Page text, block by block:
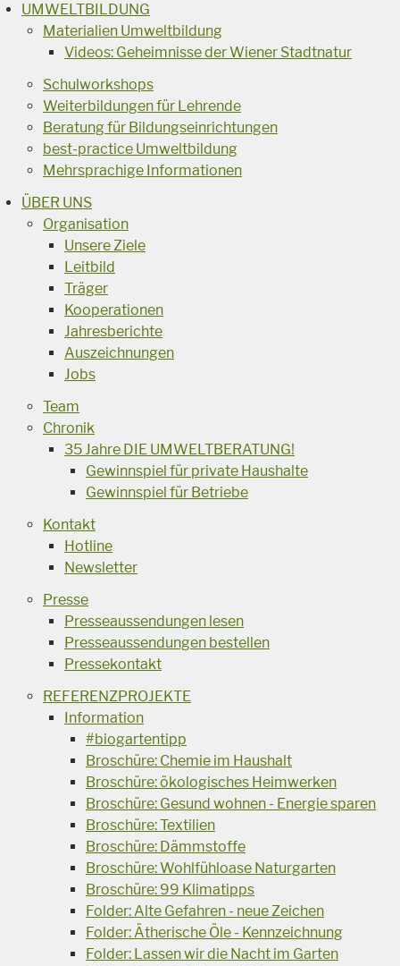
UMWELTBILDUNG
Materialien Umweltbildung
Videos: Geheimnisse der Wiener Stadtnatur
Schulworkshops
Weiterbildungen für Lehrende
Beratung für Bildungseinrichtungen
best-practice Umweltbildung
Mehrsprachige Informationen
ÜBER UNS
Organisation
Unsere Ziele
Leitbild
Träger
Kooperationen
Jahresberichte
Auszeichnungen
Jobs
Team
Chronik
35 Jahre DIE UMWELTBERATUNG!
Gewinnspiel für private Haushalte
Gewinnspiel für Betriebe
Kontakt
Hotline
Newsletter
Presse
Presseaussendungen lesen
Presseaussendungen bestellen
Pressekontakt
REFERENZPROJEKTE
Information
#biogartentipp
Broschüre: Chemie im Haushalt
Broschüre: ökologisches Heimwerken
Broschüre: Gesund wohnen - Energie sparen
Broschüre: Textilien
Broschüre: Dämmstoffe
Broschüre: Wohlfühloase Naturgarten
Broschüre: 99 Klimatipps
Folder: Alte Gefahren - neue Zeichen
Folder: Ätherische Öle - Kennzeichnung
Folder: Lassen wir die Nacht im Garten